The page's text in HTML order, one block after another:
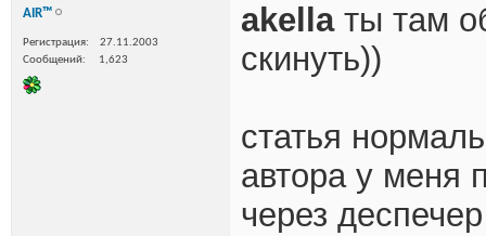
AIR™
Регистрация
27.11.2003
Сообщений
1,623
akellaты там
скинуть))
статья
автора у меня
через